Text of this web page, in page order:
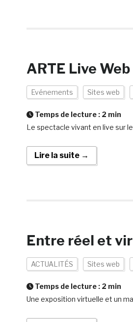
ARTE Live
Evénements Sites web
Temps de lecture : 2 min
Le spectacle vivant en live sur
Lire la suite →
Entre réel et
ACTUALITÉS Sites web
Temps de lecture : 2 min
Une exposition virtuelle et un